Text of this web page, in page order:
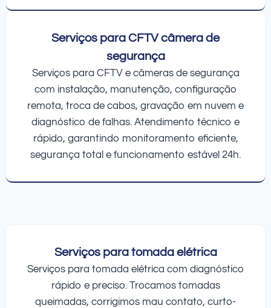
Serviços para CFTV câmera de
segurança
Serviços para CFTV e câmeras de segurança
com instalação, manutenção, configuração
remota, troca de cabos, gravação em nuvem e
diagnóstico de falhas. Atendimento técnico e
rápido, garantindo monitoramento eficiente,
segurança total e funcionamento estável 24h.
Serviços para tomada elétrica
Serviços para tomada elétrica com diagnóstico
rápido e preciso. Trocamos tomadas
queimadas, corrigimos mau contato, curto-